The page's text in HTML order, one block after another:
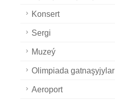
Konsert
Sergi
Muzeý
Olimpiada gatnaşyjylar
Aeroport